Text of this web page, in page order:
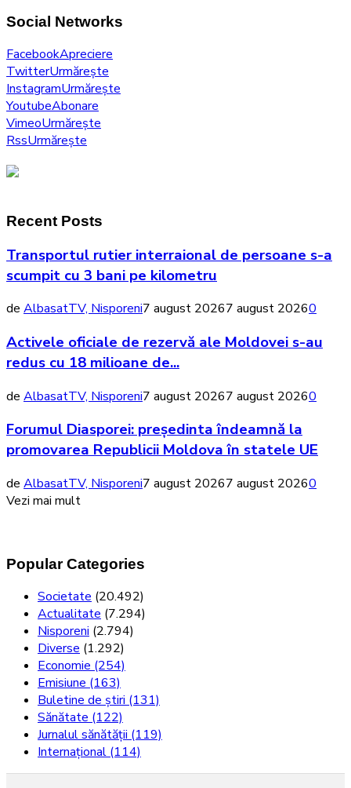
treia
Social Networks
FacebookApreciere
TwitterUrmărește
InstagramUrmărește
YoutubeAbonare
VimeoUrmărește
RssUrmărește
Recent Posts
Transportul rutier interraional de persoane s-a
scumpit cu 3 bani pe kilometru
de AlbasatTV, Nisporeni7 august 20267 august 20260
Activele oficiale de rezervă ale Moldovei s-au
redus cu 18 milioane de...
de AlbasatTV, Nisporeni7 august 20267 august 20260
Forumul Diasporei: președinta îndeamnă la
promovarea Republicii Moldova în statele UE
de AlbasatTV, Nisporeni7 august 20267 august 20260
Vezi mai mult
Popular Categories
Societate (20.492)
Actualitate (7.294)
Nisporeni (2.794)
Diverse (1.292)
Economie (254)
Emisiune (163)
Buletine de știri (131)
Sănătate (122)
Jurnalul sănătății (119)
Internațional (114)